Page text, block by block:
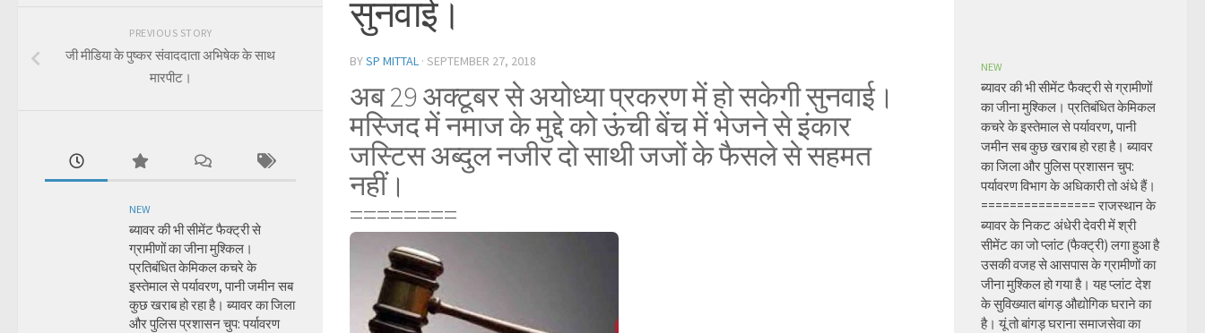
सुनवाई।
BYSP MITTAL · SEPTEMBER 27, 2018
अब 29 अक्टूबर से अयोध्या प्रकरण में हो सकेगी सुनवाई।
मस्जिद में नमाज के मुद्दे को ऊंची बेंच में भेजने से इंकार
जस्टिस अब्दुल नजीर दो साथी जजों के फैसले से सहमत
नहीं।
========
PREVIOUS STORY
जी मीडिया के पुष्कर संवाददाता अभिषेक के साथ
मारपीट।
NEW
ब्यावर की भी सीमेंट फैक्ट्री से
ग्रामीणों का जीना मुश्किल।
प्रतिबंधित केमिकल कचरे के
इस्तेमाल से पर्यावरण, पानी जमीन सब
कुछ खराब हो रहा है। ब्यावर का जिला
और पुलिस प्रशासन चुप: पर्यावरण
NEW
ब्यावर की भी सीमेंट फैक्ट्री से ग्रामीणों
का जीना मुश्किल। प्रतिबंधित केमिकल
कचरे के इस्तेमाल से पर्यावरण, पानी
जमीन सब कुछ खराब हो रहा है। ब्यावर
का जिला और पुलिस प्रशासन चुप:
पर्यावरण विभाग के अधिकारी तो अंधे हैं।
================ राजस्थान के
ब्यावर के निकट अंधेरी देवरी में श्री
सीमेंट का जो प्लांट (फैक्ट्री) लगा हुआ है
उसकी वजह से आसपास के ग्रामीणों का
जीना मुश्किल हो गया है। यह प्लांट देश
के सुविख्यात बांगड़ औद्योगिक घराने का
है। यूं तो बांगड़ घराना समाजसेवा का